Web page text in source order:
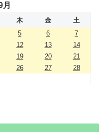
木 金
土
5 6
7
12 13
14
19 20
21
26 27
28